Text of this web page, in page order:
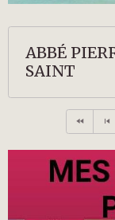
ABBÉ
SAINT